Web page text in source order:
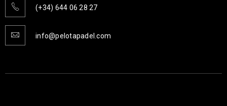
(+34) 644 06 28 27
info@pelotapadel.com